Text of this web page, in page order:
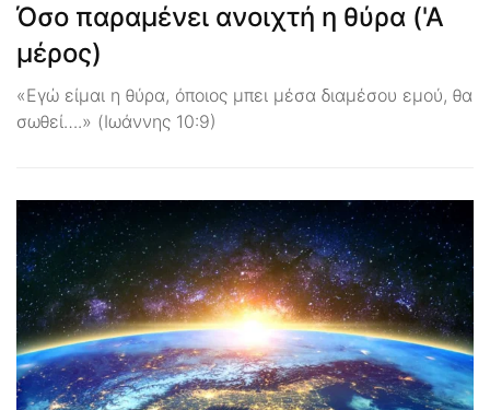
Όσο παραμένει ανοιχτή η θύρα ('Α
μέρος)
«Εγώ είμαι η θύρα, όποιος μπει μέσα διαμέσου εμού, θα
σωθεί….» (Ιωάννης 10:9)